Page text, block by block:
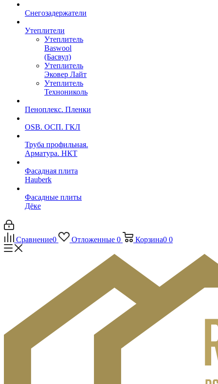
Снегозадержатели
Утеплители
Утеплитель
Baswool
(Басвул)
Утеплитель
Эковер Лайт
Утеплитель
Технониколь
Пеноплекс. Пленки
OSB. ОСП. ГКЛ
Труба профильная.
Арматура. НКТ
Фасадная плита
Hauberk
Фасадные плиты
Дёке
Сравнение0 Отложенные 0 Корзина0 0